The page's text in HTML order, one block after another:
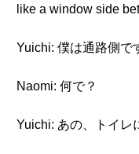
like a window side
Yuichi: 僕は通路側で
Naomi: 何で？
Yuichi: あの、トイレ